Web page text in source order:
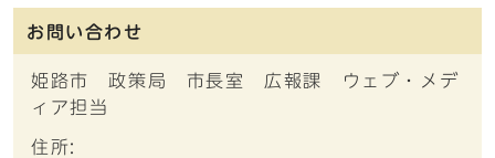
お問い合わせ
姫路市 政策局 市長室 広報課 ウェブ・メデ
ィア担当
住所: